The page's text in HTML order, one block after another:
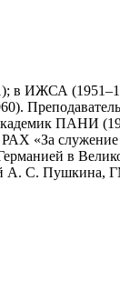
в ИЖСА
ПАНИ
«За служение
в
А. С.